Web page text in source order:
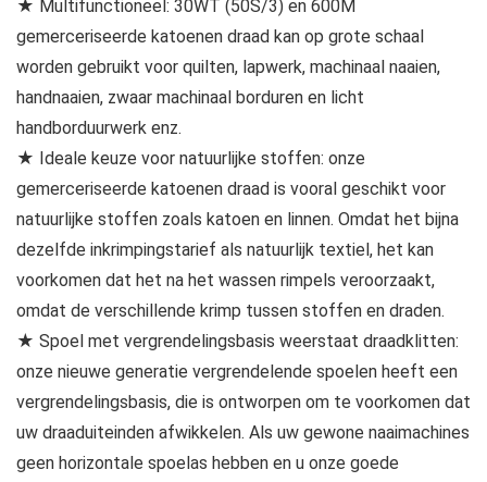
★ Multifunctioneel: 30WT (50S/3) en 600M
gemerceriseerde katoenen draad kan op grote schaal
worden gebruikt voor quilten, lapwerk, machinaal naaien,
handnaaien, zwaar machinaal borduren en licht
handborduurwerk enz.
★ Ideale keuze voor natuurlijke stoffen: onze
gemerceriseerde katoenen draad is vooral geschikt voor
natuurlijke stoffen zoals katoen en linnen. Omdat het bijna
dezelfde inkrimpingstarief als natuurlijk textiel, het kan
voorkomen dat het na het wassen rimpels veroorzaakt,
omdat de verschillende krimp tussen stoffen en draden.
★ Spoel met vergrendelingsbasis weerstaat draadklitten:
onze nieuwe generatie vergrendelende spoelen heeft een
vergrendelingsbasis, die is ontworpen om te voorkomen dat
uw draaduiteinden afwikkelen. Als uw gewone naaimachines
geen horizontale spoelas hebben en u onze goede